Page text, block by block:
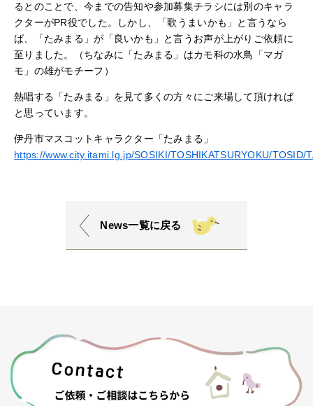
るとのことで、今までの告知や参加募集チラシには別のキャラ
クターがPR役でした。しかし、「歌うまいかも 」と言うなら
ば、「たみまる」が「良いかも 」と言うお声が上がりご依頼に
至りました。（ちなみに「たみまる」はカモ科の水鳥「マガ
モ」の雄がモチーフ）
熱唱する「たみまる」を見て多くの方々にご来場して頂ければ
と思っています。
伊丹市マスコットキャラクター「たみまる」
https://www.city.itami.lg.jp/SOSIKI/TOSHIKATSURYOKU/TOSID/
News一覧に戻る